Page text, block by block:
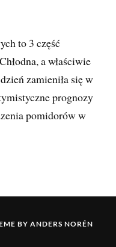
to 3 część
a właściwie
zamieniła się w
prognozy
pomidorów w
BY ANDERS NORÉN